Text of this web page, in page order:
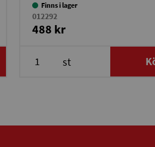
Finns i lager
012292
488 kr
st